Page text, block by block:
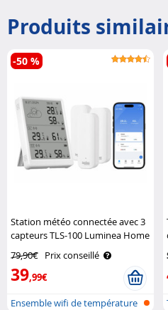
Produits
Station météo connectée avec 3
capteurs TLS-100 Luminea Home
79,90€ Prix conseillé
39,99€
-50 %
Ensemble wifi de température